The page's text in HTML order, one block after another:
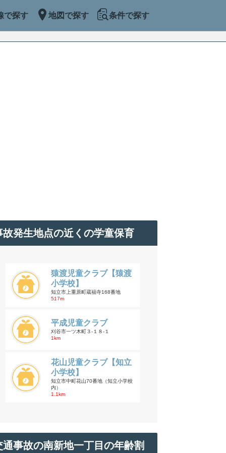
で探す 地図で探す 条件で探す
故発生地点の近くの学童保育
猿渡児童クラブ【猿渡
小学校】
知立市上重原町蔵福寺168番地
517m
平成児童クラブ
刈谷市一ツ木町３-１８-１
1km
花山児童クラブ【知立
小学校】
知立市中町花山70番地（知立小学校
内）
1.1km
通事故の南新地一丁目の年齢割